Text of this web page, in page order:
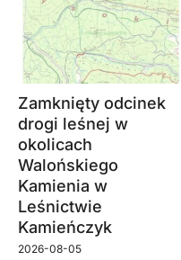
Zamknięty odcinek
drogi leśnej w
okolicach
Walońskiego
Kamienia w
Leśnictwie
Kamieńczyk
2026-08-05